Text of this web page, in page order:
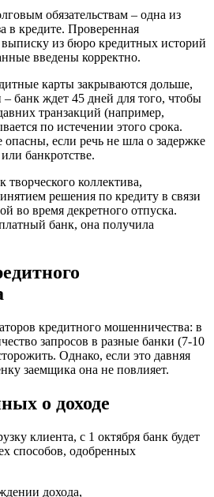
обязательствам – одна из
в кредите. Проверенная
выписку из бюро кредитных историй
введены корректно.
карты закрываются дольше,
банк ждет 45 дней для того, чтобы
транзакций (например,
по истечении этого срока.
если речь не шла о задержке
банкротстве.
творческого коллектива,
решения по кредиту в связи
во время декретного отпуска.
банк, она получила
кредитного мошенничества: в
запросов в разные банки (7-10
Однако, если это давняя
заемщика она не повлияет.
о доходе
клиента, с 1 октября банк будет
способов, одобренных
дохода,